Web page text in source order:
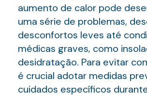
aumento de calor pode
uma série de problemas,
desconfortos leves até
médicas graves, como
desidratação. Para evitar
é crucial adotar medidas
cuidados específicos